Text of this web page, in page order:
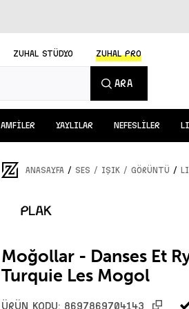
ZUHAL STÜDYO ZUHAL PRO
ARA
AMFİLER YAYLILAR NEFESLİLER
ANASAYFA / SES / IŞIK / GÖRÜNTÜ /
Moğollar - Danses Et
Turquie Les Mogol
ÜRÜN KODU: 8697869704143